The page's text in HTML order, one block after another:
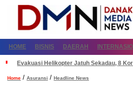
HOME BISNIS DAERAH
Evakuasi Helikopter Jatuh Sekadau, 8
Home / Asuransi / Headline News